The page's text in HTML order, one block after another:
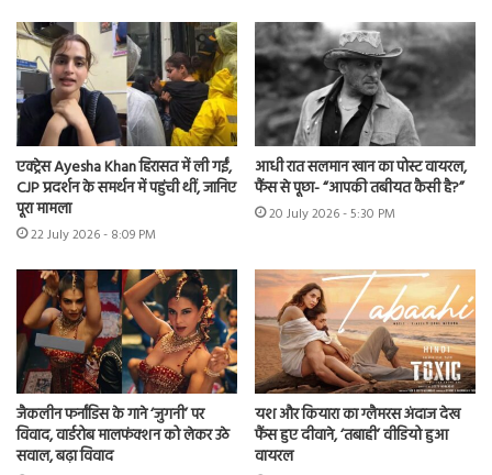
एक्ट्रेस Ayesha Khan हिरासत में ली गईं,
CJP प्रदर्शन के समर्थन में पहुंची थीं, जानिए
पूरा मामला
22 July 2026 - 8:09 PM
आधी रात सलमान खान का पोस्ट वायरल,
फैंस से पूछा- “आपकी तबीयत कैसी है?”
20 July 2026 - 5:30 PM
जैकलीन फर्नांडिस के गाने ‘जुगनी’ पर
विवाद, वार्डरोब मालफंक्शन को लेकर उठे
सवाल, बढ़ा विवाद
यश और कियारा का ग्लैमरस अंदाज देख
फैंस हुए दीवाने, ‘तबाही’ वीडियो हुआ
वायरल